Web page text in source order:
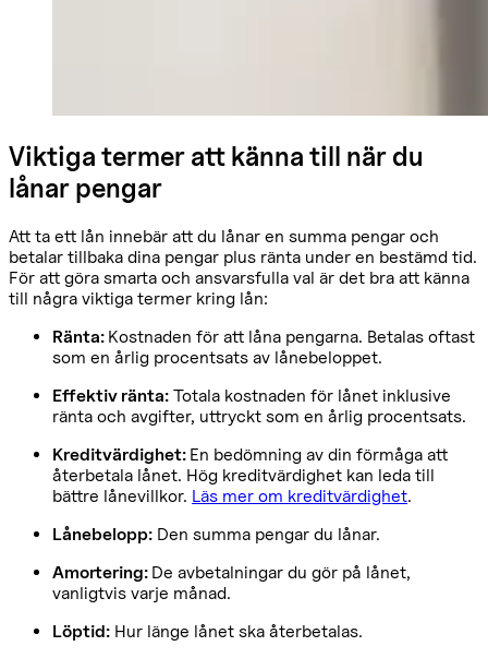
Viktiga termer att känna till när du
lånar pengar
Att ta ett lån innebär att du lånar en summa pengar och
betalar tillbaka dina pengar plus ränta under en bestämd tid.
För att göra smarta och ansvarsfulla val är det bra att känna
till några viktiga termer kring lån:
Ränta: Kostnaden för att låna pengarna. Betalas oftast
som en årlig procentsats av lånebeloppet.
Effektiv ränta: Totala kostnaden för lånet inklusive
ränta och avgifter, uttryckt som en årlig procentsats.
Kreditvärdighet: En bedömning av din förmåga att
återbetala lånet. Hög kreditvärdighet kan leda till
bättre lånevillkor. Läs mer om kreditvärdighet.
Lånebelopp: Den summa pengar du lånar.
Amortering: De avbetalningar du gör på lånet,
vanligtvis varje månad.
Löptid: Hur länge lånet ska återbetalas.